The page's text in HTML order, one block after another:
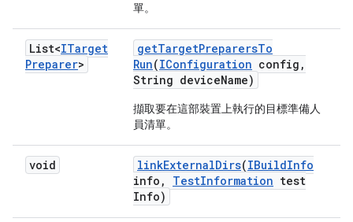
單。
List<ITarget
Preparer>
getTargetPreparersTo
Run(IConfiguration config ,
String deviceName)
擷取要在這部裝置上執行的目標準備人
員清單。
void linkExternalDirs(IBuildInfo
info , TestInformation test
Info)